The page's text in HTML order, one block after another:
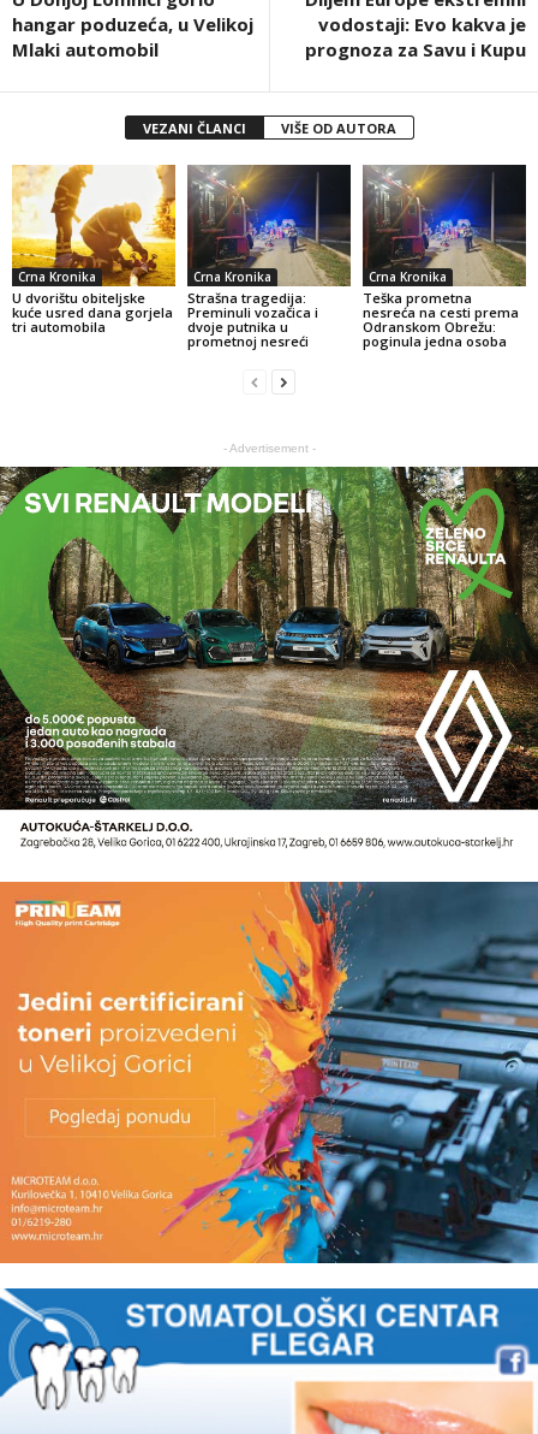
hangar poduzeća, u Velikoj
Mlaki automobil
vodostaji: Evo kakva je
prognoza za Savu i Kupu
VEZANI ČLANCI VIŠE OD AUTORA
Crna Kronika
U dvorištu obiteljske
kuće usred dana gorjela
tri automobila
Crna Kronika
Strašna tragedija:
Preminuli vozačica i
dvoje putnika u
prometnoj nesreći
Crna Kronika
Teška prometna
nesreća na cesti prema
Odranskom Obrežu:
poginula jedna osoba
- Advertisement -